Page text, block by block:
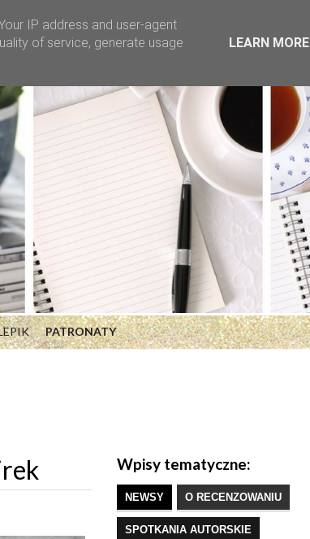
PATRONATY
Wpisy tematyczne:
NEWSY O RECENZOWANIU
SPOTKANIA AUTORSKIE
IP address and user-agent
of service, generate usage
LEARN MORE